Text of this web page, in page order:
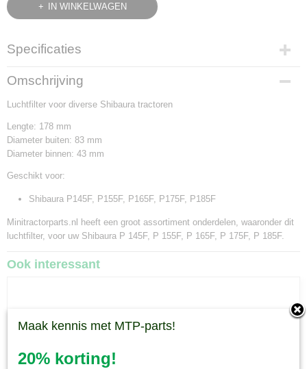
IN WINKELWAGEN
Specificaties
Bruto gewicht
0,46 Kg
Omschrijving
Luchtfilter voor diverse Shibaura tractoren
Lengte: 178 mm
Diameter buiten: 83 mm
Diameter binnen: 43 mm
Geschikt voor:
Shibaura P145F, P155F, P165F, P175F, P185F
Minitractorparts.nl heeft een groot assortiment onderdelen, waaronder dit
luchtfilter, voor uw Shibaura P 145F, P 155F, P 165F, P 175F, P 185F.
Ook interessant
Maak kennis met MTP-parts!
20% korting!